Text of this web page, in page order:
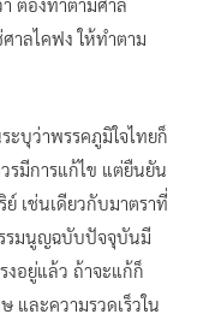
าลไคฟง ให้ทำตาม
ะบุว่าพรรคภูมิใจไทยก็
รมีการแก้ไข แต่ยืนยัน
เช่นเดียวกับมาตราที่
รรมนูญฉบับปัจจุบันมี
งอยู่แล้ว ถ้าจะแก้ก็
และความรวดเร็วใน